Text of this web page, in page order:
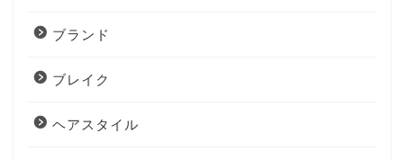
ブランド
ブレイク
ヘアスタイル